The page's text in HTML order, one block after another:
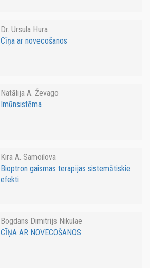
Dr. Ursula Hura
Cīņa ar novecošanos
Natālija A. Ževago
Imūnsistēma
Kira A. Samoilova
Bioptron gaismas terapijas sistemātiskie
efekti
Bogdans Dimitrijs Nikulae
CĪŅA AR NOVECOŠANOS